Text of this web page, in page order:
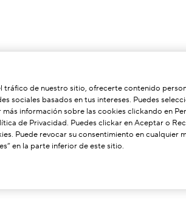
tráfico de nuestro sitio, ofrecerte contenido
sociales basados en tus intereses. Puedes
información sobre las cookies clickando en
de Privacidad. Puedes clickar en Aceptar o
Puede revocar su consentimiento en cualquier
en la parte inferior de este sitio.